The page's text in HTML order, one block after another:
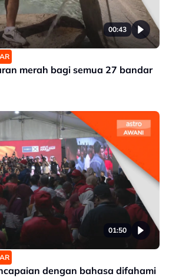
00:43
merah bagi semua 27 bandar
01:50
dengan bahasa difahami